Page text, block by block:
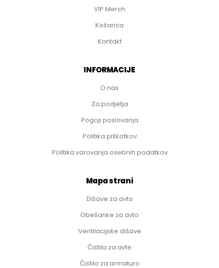
VIP Merch
Košarica
Kontakt
INFORMACIJE
O nas
Za podjetja
Pogoji poslovanja
Politika piškotkov
Politika varovanja osebnih podatkov
Mapa strani
Dišave za avto
Obešanke za avto
Ventilacijske dišave
Čistila za avte
Čistilo za armaturo